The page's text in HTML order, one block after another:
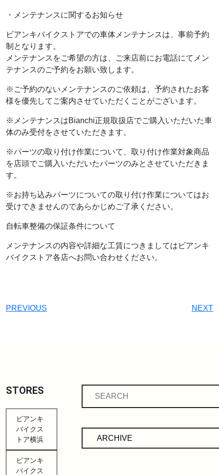
・メンテナンスに関するお知らせ
ビアンキバイクストアでの車体メンテナンスは、事前予約
制となります。
メンテナンスをご希望の方は、ご来店前にお電話にてメン
テナンスのご予約をお願い致します。
※ご予約のないメンテナンスのご依頼は、予約されたお客
様を優先してご案内させていただくことがございます。
※メンテナンスはBianchi正規取扱店でご購入いただいた車
体のみ受付をさせていただきます。
※パーツの取り付け作業について、取り付け作業対象商品
を店頭でご購入いただいたパーツのみとさせていただきま
す。
※お持ち込みパーツについての取り付け作業についてはお
受けできませんのであらかじめご了承ください。
自転車整備の保証条件について
メンテナンスの内容や詳細な工賃につきましてはビアンキ
バイクストア各店へお問い合わせください。
PREVIOUS NEXT
STORES
ビアンキ
バイクス
トア横浜
ビアンキ
バイクス